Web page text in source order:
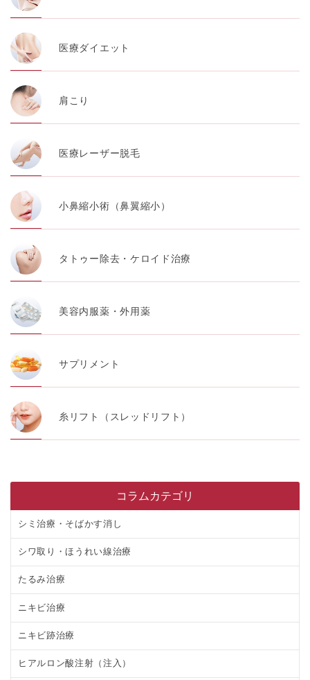
医療ダイエット
肩こり
医療レーザー脱毛
小鼻縮小術（鼻翼縮小）
タトゥー除去・ケロイド治療
美容内服薬・外用薬
サプリメント
糸リフト（スレッドリフト）
コラムカテゴリ
シミ治療・そばかす消し
シワ取り・ほうれい線治療
たるみ治療
ニキビ治療
ニキビ跡治療
ヒアルロン酸注射（注入）